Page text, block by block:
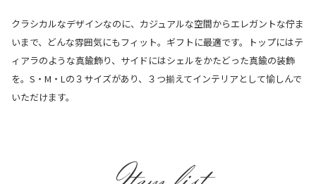
クラシカルなデザインなのに、カジュアルな空間からエレガントな佇ま
いまで、どんな雰囲気にもフィット。ギフトに最適です。トップにはテ
ィアラのような真鍮飾り、サイドにはシェルをかたどった真鍮の装飾
を。S・M・Lの３サイズがあり、３つ揃えてインテリアとして愉しんで
いただけます。